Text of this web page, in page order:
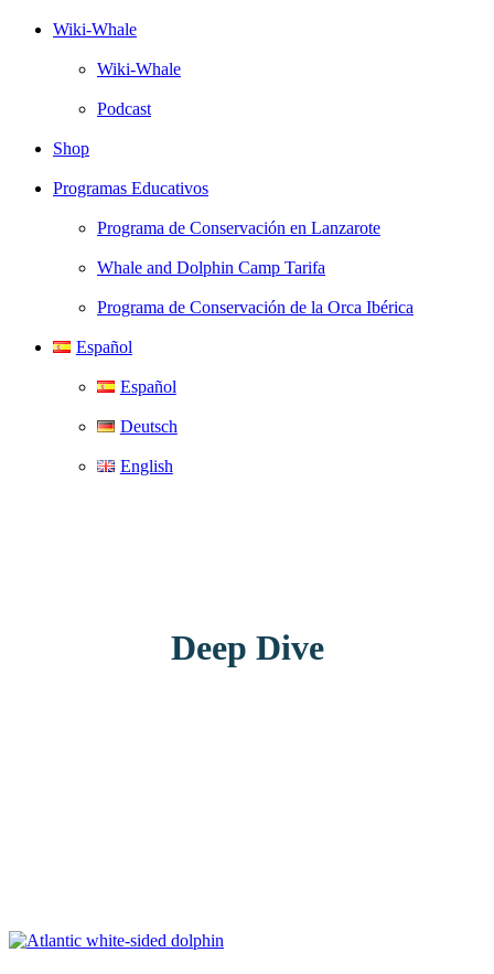
Wiki-Whale
Wiki-Whale
Podcast
Shop
Programas Educativos
Programa de Conservación en Lanzarote
Whale and Dolphin Camp Tarifa
Programa de Conservación de la Orca Ibérica
Español
Español
Deutsch
English
Deep Dive